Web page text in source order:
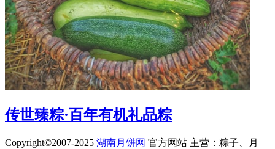
传世臻粽·百年有机礼品粽
Copyright©2007-2025 湖南月饼网 官方网站 主营：粽子、月